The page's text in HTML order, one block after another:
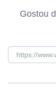
Gostou